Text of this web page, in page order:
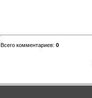
Всего комментариев: 0